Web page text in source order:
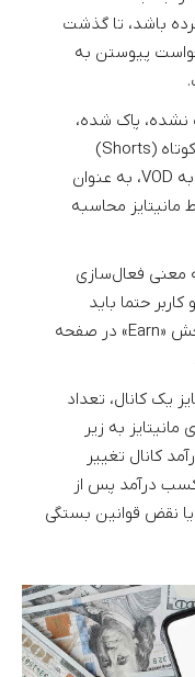
باشد، تا گذشت
پیوستن به
پاک شده،
و ویدو‌های کوتاه (Shorts)
فهرست نشده، پاک شده یا تبدیل نشده به VOD، به عنوان
محاسبه
معنی فعال‌سازی
حتما باید
درخواست مخصوص به این موضوع را از بخش «Earn» در صفحه
یک کانال، تعداد
به زیر
کانال تغییر
کسب درآمد پس از
یا نقض قوانین بستگی